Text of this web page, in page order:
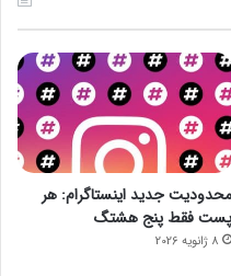
محدودیت جدید اینستاگرام: هر
پست فقط پنج هشتگ
8 ژانویه 2026